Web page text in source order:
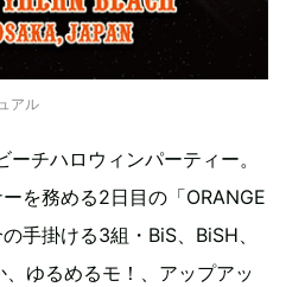
アル
チハロウィンパーティー。
を務める2日目の「ORANGE
手掛ける3組・BiS、BiSH、
ゆるめるモ！、アップアッ